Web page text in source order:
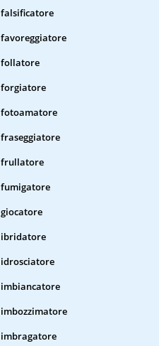
falsificatore
favoreggiatore
follatore
forgiatore
fotoamatore
fraseggiatore
frullatore
fumigatore
giocatore
ibridatore
idrosciatore
imbiancatore
imbozzimatore
imbragatore